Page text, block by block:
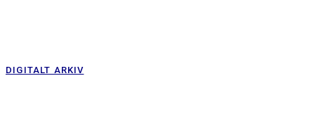
DIGITALT ARKIV